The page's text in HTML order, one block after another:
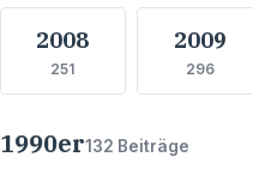
2008
251
2009
296
1990er132 Beiträge